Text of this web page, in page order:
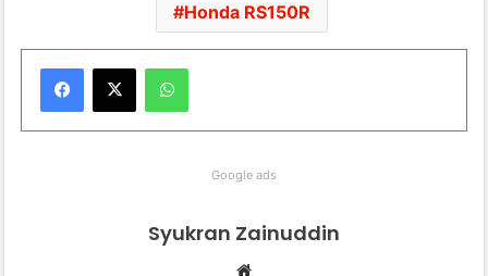
Honda RS150R
Google ads
Syukran Zainuddin